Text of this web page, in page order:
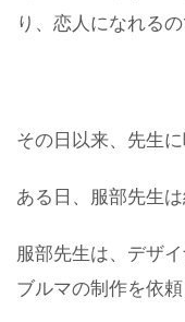
り、恋人になれる
その日以来、先生
ある日、服部先生
服部先生は、デザ
ブルマの制作を依頼